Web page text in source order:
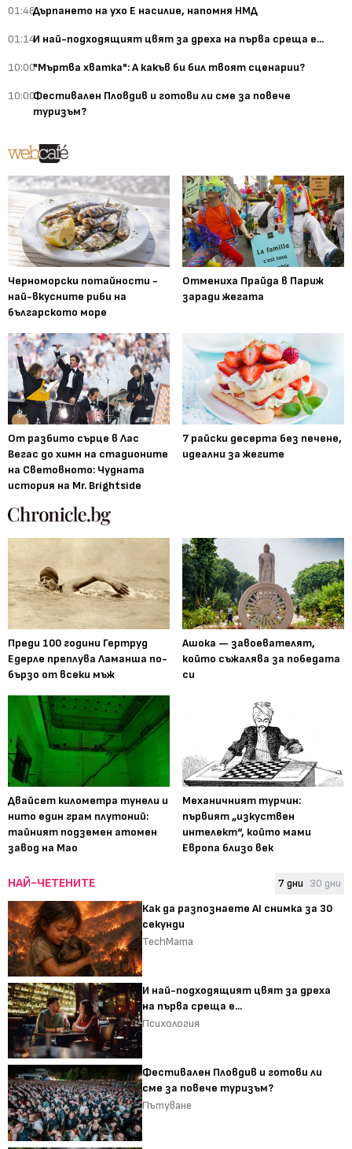
01:46Дърпането на ухо Е насилие, напомня НМД
01:14И най-подходящият цвят за дреха на първа среща е...
10:00"Мъртва хватка": А какъв би бил твоят сценарии?
10:00Фестивален Пловдив и готови ли сме за повече
туризъм?
Черноморски потайности -
най-вкусните риби на
българското море
Отмениха Прайда в Париж
заради жегата
От разбито сърце в Лас
Вегас до химн на стадионите
на Световното: Чудната
история на Mr. Brightside
7 райски десерта без печене,
идеални за жегите
Преди 100 години Гертруд
Едерле преплува Ламанша по-
бързо от всеки мъж
Ашока — завоевателят,
който съжалява за победата
си
Двайсет километра тунели и
нито един грам плутоний:
тайният подземен атомен
завод на Мао
Механичният турчин:
първият „изкуствен
интелект“, който мами
Европа близо век
НАЙ-ЧЕТЕНИТЕ 7 дни 30 дни
Как да разпознаете AI снимка за 30
секунди
TechMama
И най-подходящият цвят за дреха
на първа среща е...
Психология
Фестивален Пловдив и готови ли
сме за повече туризъм?
Пътуване